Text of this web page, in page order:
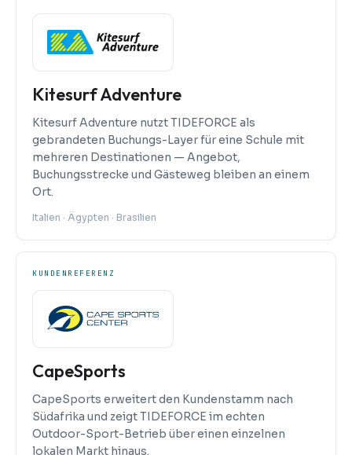
Kitesurf Adventure
Kitesurf Adventure nutzt TIDEFORCE als
gebrandeten Buchungs-Layer für eine Schule mit
mehreren Destinationen — Angebot,
Buchungsstrecke und Gästeweg bleiben an einem
Ort.
Italien · Ägypten · Brasilien
KUNDENREFERENZ
CapeSports
CapeSports erweitert den Kundenstamm nach
Südafrika und zeigt TIDEFORCE im echten
Outdoor-Sport-Betrieb über einen einzelnen
lokalen Markt hinaus.